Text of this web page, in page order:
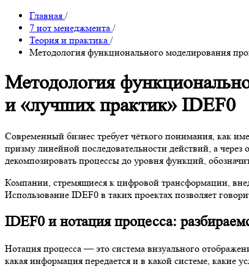
Главная /
7 нот менеджмента /
Теория и практика /
Методология функционального моделирования
Методология
и «лучших практик» IDEF0
Современный бизнес требует чёткого понимания, как
призму линейной последовательности действий, а
декомпозировать процессы до уровня функций,
Компании, стремящиеся к цифровой трансформации,
Использование IDEF0 в таких проектах позволяет
IDEF0 и нотация процесса:
Нотация процесса — это система визуального
какая информация передается и в какой системе, какие